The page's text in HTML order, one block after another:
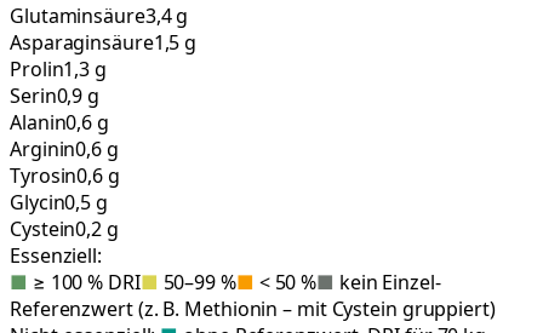
Glutaminsäure3,4 g
Asparaginsäure1,5 g
Prolin1,3 g
Serin0,9 g
Alanin0,6 g
Arginin0,6 g
Tyrosin0,6 g
Glycin0,5 g
Cystein0,2 g
Essenziell:
■ ≥ 100 % DRI■ 50–99 %■ < 50 %■ kein Einzel-
Referenzwert (z. B. Methionin – mit Cystein gruppiert)